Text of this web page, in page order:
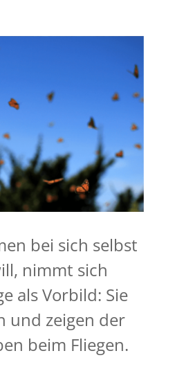
bei sich selbst
nimmt sich
als Vorbild: Sie
und zeigen der
beim Fliegen.